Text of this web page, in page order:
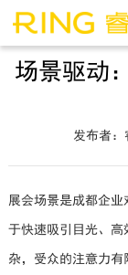
场景驱动
发布者：
展会场景是成都企
于快速吸引目光、高
杂，受众的注意力有